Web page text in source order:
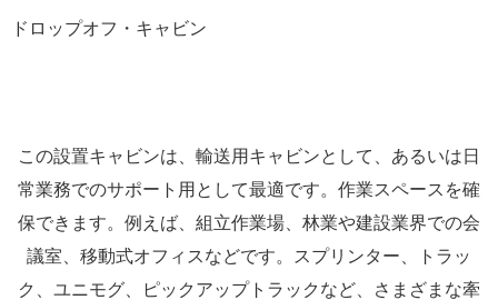
ドロップオフ・キャビン
この設置キャビンは、輸送用キャビンとして、あるいは日
常業務でのサポート用として最適です。作業スペースを確
保できます。例えば、組立作業場、林業や建設業界での会
議室、移動式オフィスなどです。スプリンター、トラッ
ク、ユニモグ、ピックアップトラックなど、さまざまな牽